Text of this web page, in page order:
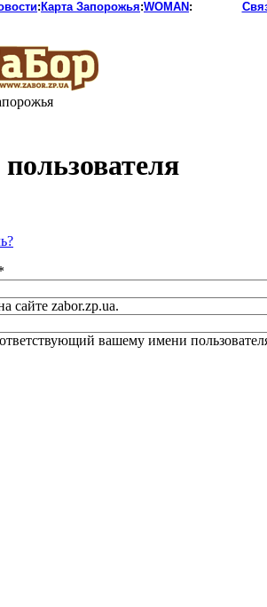
: Карта Запорожья:WOMAN :
сайте zabor.zp.ua.
вашему имени